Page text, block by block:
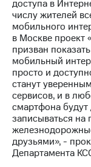
акций
Порядок
выкупа
акций
Рынок
доступа в
числу жителей
мобильного
в Москве проект
призван
мобильный
просто и
станут
сервисов, и в
смартфона будут
записываться на
друзьями», -
Департамента